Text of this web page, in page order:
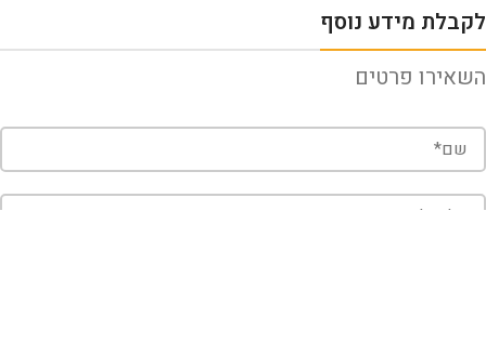
לקבלת מידע נוסף
השאירו פרטים